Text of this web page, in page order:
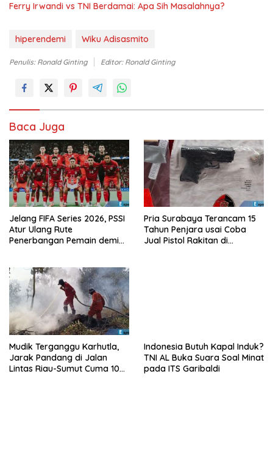
Ferry Irwandi vs TNI Berdamai: Apa Sih Masalahnya?
hiperendemi Wiku Adisasmito
Penulis: Ronald Ginting Editor: Ronald Ginting
Baca Juga
Jelang FIFA Series 2026, PSSI
Atur Ulang Rute
Penerbangan Pemain demi
Pria Surabaya Terancam 15
Tahun Penjara usai Coba
Jual Pistol Rakitan di
Mudik Terganggu Karhutla,
Jarak Pandang di Jalan
Lintas Riau-Sumut Cuma 10
Indonesia Butuh Kapal Induk?
TNI AL Buka Suara Soal Minat
pada ITS Garibaldi